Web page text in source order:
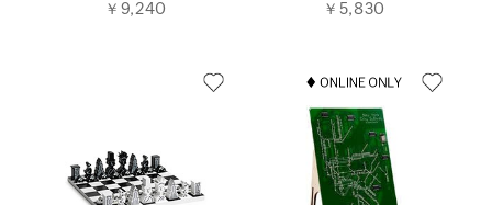
￥9,240
￥5,830